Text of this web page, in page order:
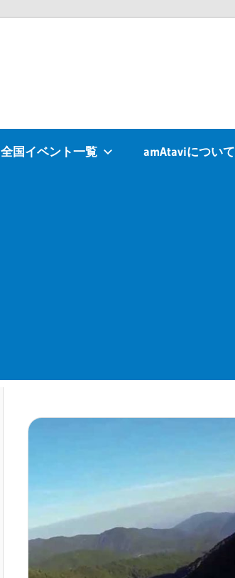
全国イベント一覧 amAtaviについて